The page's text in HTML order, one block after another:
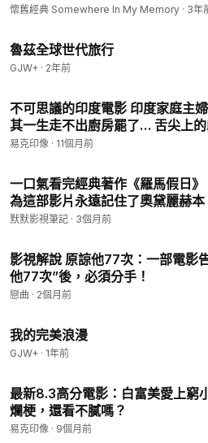
懷舊經典 Somewhere In My Memory · 3年
魯茲全球世代旅行
GJW+ · 2年前
不可思議的印度電影 印度家庭主
其一生走不出廚房罷了… 舌尖上
辛》
易克印像 · 11個月前
一口氣看完經典著作《羅馬假日》
為這部影片永遠記住了奧黛麗赫本
默默影視筆記 · 3個月前
影視解說 原諒他77次：一部電影
他77次”後，必須分手！
戀曲 · 2個月前
我的完美浪漫
GJW+ · 1年前
最新8.3高分電影：白富美愛上窮
爛梗，還看不膩嗎？
易克印像 · 9個月前